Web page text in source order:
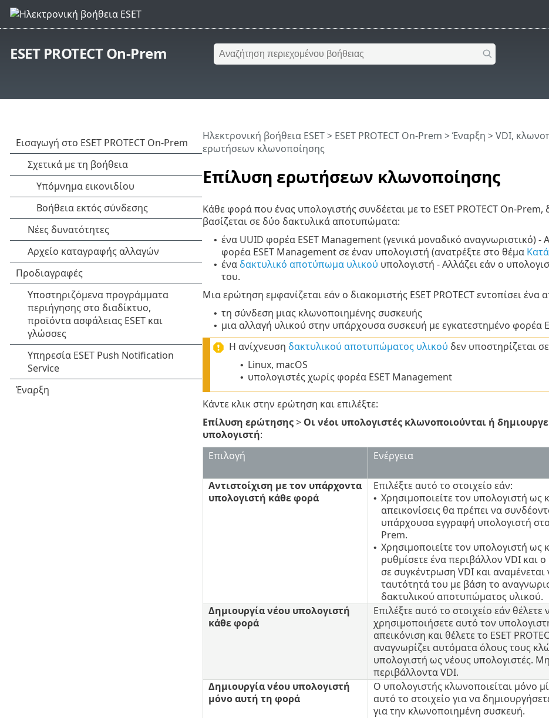
ESET PROTECT On-Prem
Επίλυση ερωτήσεων κλωνοποίησης
Ηλεκτρονική βοήθεια ESET> ESET PROTECT On-Prem >Έναρξη >VDI,
ερωτήσεων κλωνοποίησης
Κάθε φορά που ένας υπολογιστής συνδέεται με το ESET PROTECT On-
βασίζεται σε δύο δακτυλικά αποτυπώματα:
• ένα UUID φορέα ESET Management (γενικά μοναδικό αναγνωριστικό) -
φορέα ESET Management σε έναν υπολογιστή (ανατρέξτε στο θέμα
• έναδακτυλικό αποτύπωμα υλικού υπολογιστή - Αλλάζει εάν ο
του.
Μια ερώτηση εμφανίζεται εάν ο διακομιστής ESET PROTECT εντοπίσει ένα
• τη σύνδεση μιας κλωνοποιημένης συσκευής
• μια αλλαγή υλικού στην υπάρχουσα συσκευή με εγκατεστημένο φορέα
Η ανίχνευση δακτυλικού αποτυπώματος υλικού δεν υποστηρίζεται
• Linux, macOS
• υπολογιστές χωρίς φορέα ESET Management
Κάντε κλικ στην ερώτηση και επιλέξτε:
Επίλυση ερώτησης> Οι νέοι υπολογιστές κλωνοποιούνται ή
υπολογιστή:
Επιλογή
Ενέργεια
Αντιστοίχιση με τον υπάρχοντα
υπολογιστή κάθε φορά
Επιλέξτε αυτό το στοιχείο εάν:
• Χρησιμοποιείτε τον υπολογιστή ως
απεικονίσεις θα πρέπει να
υπάρχουσα εγγραφή υπολογιστή στο
Prem.
• Χρησιμοποιείτε τον υπολογιστή ως
ρυθμίσετε ένα περιβάλλον VDI και ο
σε συγκέντρωση VDI και αναμένεται
ταυτότητά του με βάση το
δακτυλικού αποτυπώματος υλικού.
Δημιουργία νέου υπολογιστή
κάθε φορά
Επιλέξτε αυτό το στοιχείο εάν θέλετε
χρησιμοποιήσετε αυτό τον
απεικόνιση και θέλετε το ESET
αναγνωρίζει αυτόματα όλους τους
υπολογιστή ως νέους υπολογιστές.
περιβάλλοντα VDI.
Δημιουργία νέου υπολογιστή
μόνο αυτή τη φορά
Ο υπολογιστής κλωνοποιείται μόνο
αυτό το στοιχείο για να
για την κλωνοποιημένη συσκευή.